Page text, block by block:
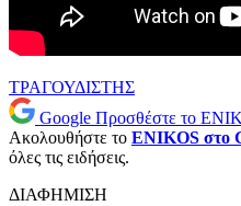
ΤΡΑΓΟΥΔΙΣΤΗΣ
Google Προσθέστε το
Ακολουθήστε το ENIKOS στο
όλες τις ειδήσεις.
ΔΙΑΦΗΜΙΣΗ